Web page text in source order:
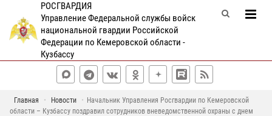
РОСГВАРДИЯ
Управление Федеральной службы войск
национальной гвардии Российской
Федерации по Кемеровской области -
Кузбассу
Главная Новости
Начальник Управления Росгвардии по Кемеровской
области – Кузбассу поздравил сотрудников вневедомственной охраны с днем